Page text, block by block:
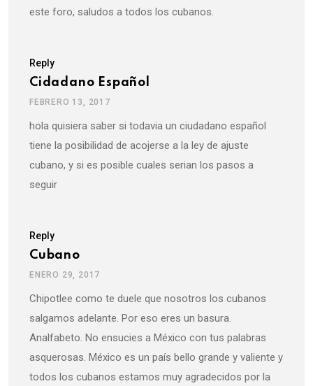
este foro, saludos a todos los cubanos.
Reply
Cidadano Español
FEBRERO 13, 2017
hola quisiera saber si todavia un ciudadano español
tiene la posibilidad de acojerse a la ley de ajuste
cubano, y si es posible cuales serian los pasos a
seguir
Reply
Cubano
ENERO 29, 2017
Chipotlee como te duele que nosotros los cubanos
salgamos adelante. Por eso eres un basura.
Analfabeto. No ensucies a México con tus palabras
asquerosas. México es un país bello grande y valiente y
todos los cubanos estamos muy agradecidos por la